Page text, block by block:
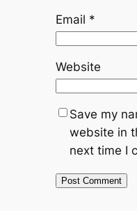
Email *
Website
Save my
website in
next time I